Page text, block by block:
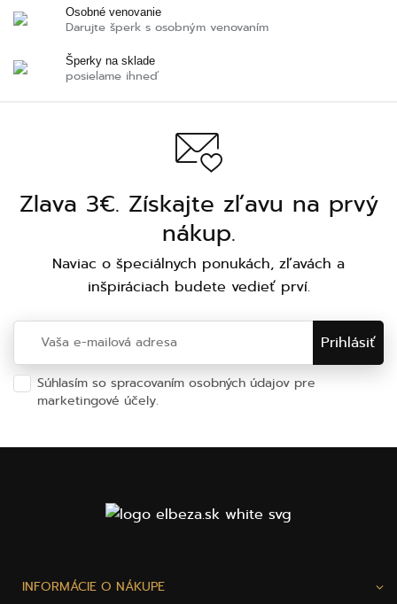
Osobné venovanie
Darujte šperk s osobným venovaním
Šperky na sklade
posielame ihneď
Zlava 3€. Získajte zľavu na prvý
nákup.
Naviac o špeciálnych ponukách, zľavách a
inšpiráciach budete vedieť prví.
Súhlasím so spracovaním osobných údajov pre
marketingové účely.
INFORMÁCIE O NÁKUPE